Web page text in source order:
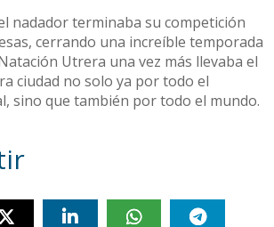
nadador terminaba su competición
cerrando una increíble temporada
Utrera una vez más llevaba el
ciudad no solo ya por todo el
sino que también por todo el mundo.